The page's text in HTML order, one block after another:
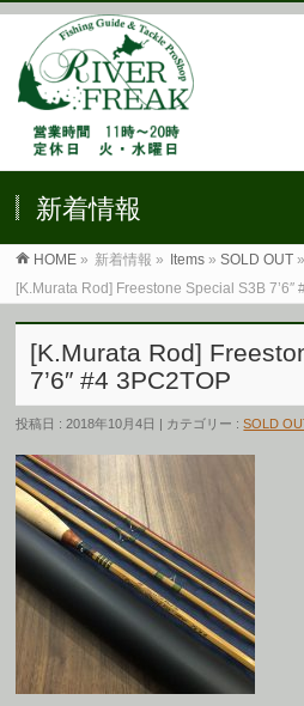
新着情報
HOME » 新着情報 » Items »SOLD OUT »
[K.Murata Rod] Freestone Special S3B 7’6″
[K.Murata Rod]
7’6″ #4 3PC2TOP
投稿日 : 2018年10月4日 | カテゴリー :SOLD